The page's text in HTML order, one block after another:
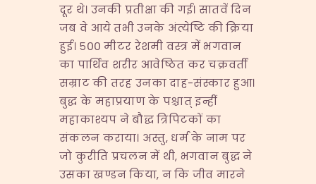
दूर थे। उनकी प्रतीक्षा की गई। सातवें दिन
जब वे आये तभी उनके अंत्येष्टि की क्रिया
हुई। ५०० मीटर रेशमी वस्त्र में भगवान
का पार्थिव शरीर आवेष्ठित कर चक्रवर्ती
सम्राट की तरह उनका दाह-संस्कार हुआ।
बुद्ध के महाप्रयाण के पश्चात् इन्हीं
महाकाश्यप ने बौद्ध त्रिपिटकों का
संकलन कराया। अस्तु, धर्म के नाम पर
जो कुरीति प्रचलन में थी, भगवान बुद्ध ने
उसका खण्डन किया, न कि जीव मारने